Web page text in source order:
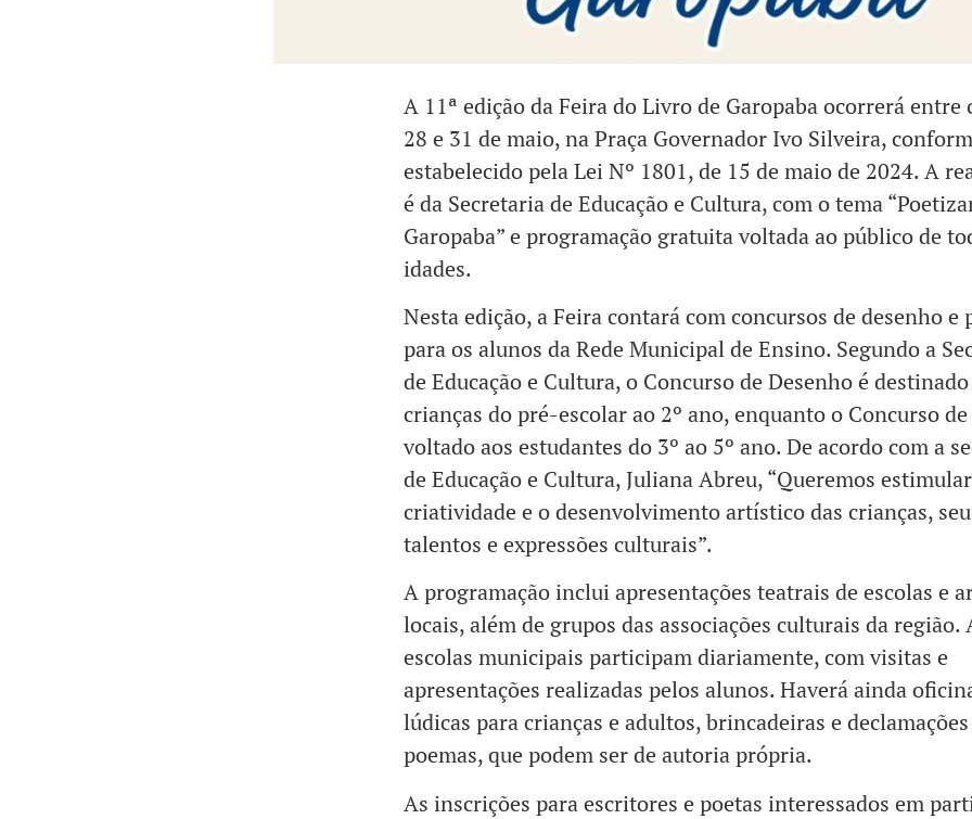
A 11ª edição da Feira do Livro de Garopaba ocorrerá entre
28 e 31 de maio, na Praça Governador Ivo Silveira,
estabelecido pela Lei Nº 1801, de 15 de maio de 2024. A
é da Secretaria de Educação e Cultura, com o tema
Garopaba” e programação gratuita voltada ao público de
idades.
Nesta edição, a Feira contará com concursos de desenho e
para os alunos da Rede Municipal de Ensino. Segundo a
de Educação e Cultura, o Concurso de Desenho é destinado
crianças do pré-escolar ao 2º ano, enquanto o Concurso de
voltado aos estudantes do 3º ao 5º ano. De acordo com a
de Educação e Cultura, Juliana Abreu, “Queremos
criatividade e o desenvolvimento artístico das crianças,
talentos e expressões culturais”.
A programação inclui apresentações teatrais de escolas e
locais, além de grupos das associações culturais da região.
escolas municipais participam diariamente, com visitas e
apresentações realizadas pelos alunos. Haverá ainda
lúdicas para crianças e adultos, brincadeiras e
poemas, que podem ser de autoria própria.
As inscrições para escritores e poetas interessados em